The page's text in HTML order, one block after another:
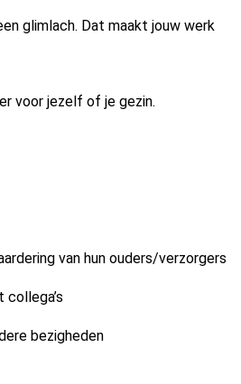
glimlach. Dat maakt jouw werk
voor jezelf of je gezin.
van hun ouders/verzorgers
bezigheden